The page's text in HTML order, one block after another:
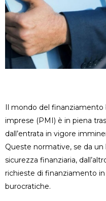
Il mondo del finanziamento
imprese (PMI) è in piena
dall’entrata in vigore
Queste normative, se da
sicurezza finanziaria,
richieste di finanziamento
burocratiche.